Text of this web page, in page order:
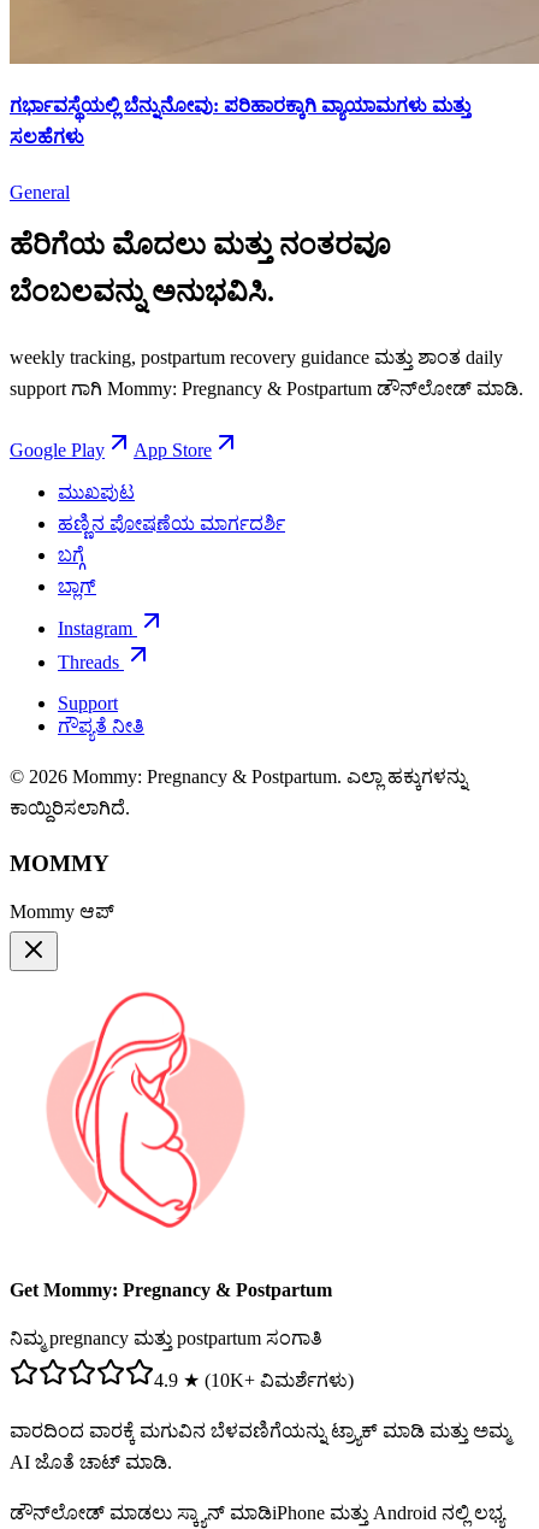
ಗರ್ಭಾವಸ್ಥೆಯಲ್ಲಿ ಬೆನ್ನುನೋವು: ಪರಿಹಾರಕ್ಕಾಗಿ ವ್ಯಾಯಾಮಗಳು ಮತ್ತು
ಸಲಹೆಗಳು
General
ಹೆರಿಗೆಯ ಮೊದಲು ಮತ್ತು ನಂತರವೂ
ಬೆಂಬಲವನ್ನು ಅನುಭವಿಸಿ.
weekly tracking, postpartum recovery guidance ಮತ್ತು ಶಾಂತ daily
support ಗಾಗಿ Mommy: Pregnancy & Postpartum ಡೌನ್‌ಲೋಡ್ ಮಾಡಿ.
Google Play App Store
ಮುಖಪುಟ
ಹಣ್ಣಿನ ಪೋಷಣೆಯ ಮಾರ್ಗದರ್ಶಿ
ಬಗ್ಗೆ
ಬ್ಲಾಗ್
Instagram
Threads
Support
ಗೌಪ್ಯತೆ ನೀತಿ
© 2026 Mommy: Pregnancy & Postpartum. ಎಲ್ಲಾ ಹಕ್ಕುಗಳನ್ನು
ಕಾಯ್ದಿರಿಸಲಾಗಿದೆ.
MOMMY
Mommy ಆಪ್
Get Mommy: Pregnancy & Postpartum
ನಿಮ್ಮ pregnancy ಮತ್ತು postpartum ಸಂಗಾತಿ
4.9 ★ (10K+ ವಿಮರ್ಶೆಗಳು)
ವಾರದಿಂದ ವಾರಕ್ಕೆ ಮಗುವಿನ ಬೆಳವಣಿಗೆಯನ್ನು ಟ್ರ್ಯಾಕ್ ಮಾಡಿ ಮತ್ತು ಅಮ್ಮ
AI ಜೊತೆ ಚಾಟ್ ಮಾಡಿ.
ಡೌನ್‌ಲೋಡ್ ಮಾಡಲು ಸ್ಕ್ಯಾನ್ ಮಾಡಿiPhone ಮತ್ತು Android ನಲ್ಲಿ ಲಭ್ಯ